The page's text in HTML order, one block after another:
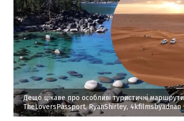
Дещо цікаве про особливі туристичні маршрути
TheLoversPassport, RyanShirley, 4kfilmsbyadnan